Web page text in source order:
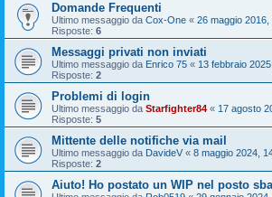
Domande Frequenti
Ultimo messaggio da Cox-One « 26 maggio 2016,
Risposte: 6
Messaggi privati non inviati
Ultimo messaggio da Enrico 75 « 13 febbraio
Risposte: 2
Problemi di login
Ultimo messaggio da Starfighter84 « 17 agosto
Risposte: 5
Mittente delle notifiche via mail
Ultimo messaggio da DavideV « 8 maggio 2024,
Risposte: 2
Aiuto! Ho postato un WIP nel posto